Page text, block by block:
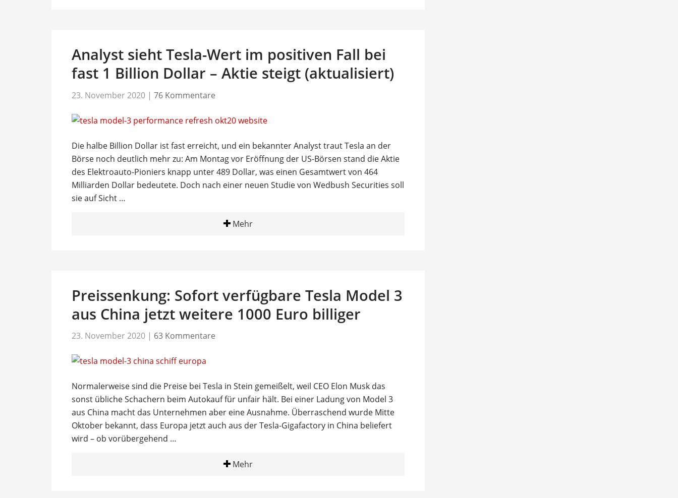
Analyst sieht Tesla-Wert im positiven Fall bei
fast 1 Billion Dollar – Aktie steigt (aktualisiert)
23. November 2020 | 76 Kommentare
Die halbe Billion Dollar ist fast erreicht, und ein bekannter Analyst traut Tesla an der
Börse noch deutlich mehr zu: Am Montag vor Eröffnung der US-Börsen stand die Aktie
des Elektroauto-Pioniers knapp unter 489 Dollar, was einen Gesamtwert von 464
Milliarden Dollar bedeutete. Doch nach einer neuen Studie von Wedbush Securities soll
sie auf Sicht …
Mehr
Preissenkung: Sofort verfügbare Tesla Model 3
aus China jetzt weitere 1000 Euro billiger
23. November 2020 | 63 Kommentare
Normalerweise sind die Preise bei Tesla in Stein gemeißelt, weil CEO Elon Musk das
sonst übliche Schachern beim Autokauf für unfair hält. Bei einer Ladung von Model 3
aus China macht das Unternehmen aber eine Ausnahme. Überraschend wurde Mitte
Oktober bekannt, dass Europa jetzt auch aus der Tesla-Gigafactory in China beliefert
wird – ob vorübergehend …
Mehr